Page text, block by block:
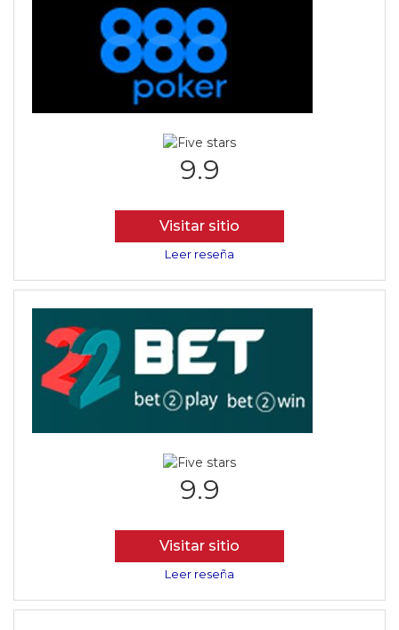
9.9
Visitar sitio
Leer reseña
9.9
Visitar sitio
Leer reseña